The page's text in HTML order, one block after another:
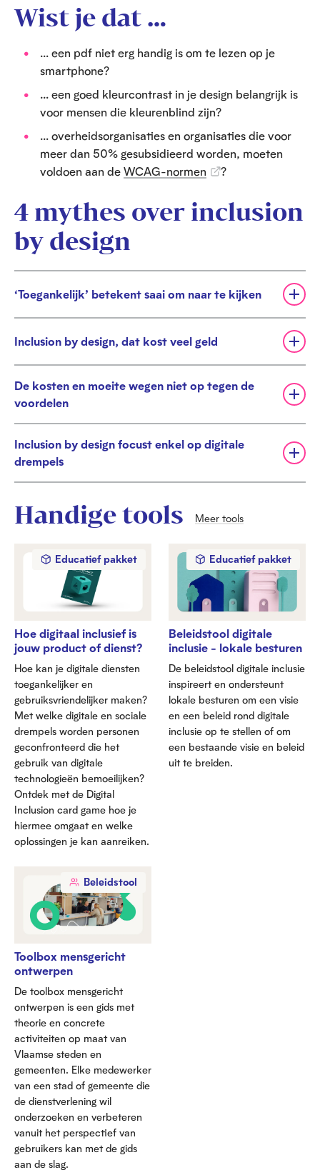
Wist je dat …
… een pdf niet erg handig is om te lezen op je
smartphone?
… een goed kleurcontrast in je design belangrijk is
voor mensen die kleurenblind zijn?
… overheidsorganisaties en organisaties die voor
meer dan 50% gesubsidieerd worden, moeten
voldoen aan deWCAG-normen ?
4 mythes over inclusion
by design
‘Toegankelijk’ betekent saai om naar te kijken
U
i
v
w
e
n
Inclusion by design, dat kost veel geld
U
i
v
o
u
w
e
n
De kosten en moeite wegen niet op tegen de
voordelen
U
v
o
e
n
Inclusion by design focust enkel op digitale
drempels
U
v
o
Handige tools Meer tools
Educatief pakket
Hoe digitaal inclusief is
jouw product of dienst?
Hoe kan je digitale diensten
toegankelijker en
gebruiksvriendelijker maken?
Met welke digitale en sociale
drempels worden personen
geconfronteerd die het
gebruik van digitale
technologieën bemoeilijken?
Ontdek met de Digital
Inclusion card game hoe je
hiermee omgaat en welke
oplossingen je kan aanreiken.
Educatief pakket
Beleidstool digitale
inclusie - lokale besturen
De beleidstool digitale inclusie
inspireert en ondersteunt
lokale besturen om een visie
en een beleid rond digitale
inclusie op te stellen of om
een bestaande visie en beleid
uit te breiden.
Beleidstool
Toolbox mensgericht
ontwerpen
De toolbox mensgericht
ontwerpen is een gids met
theorie en concrete
activiteiten op maat van
Vlaamse steden en
gemeenten. Elke medewerker
van een stad of gemeente die
de dienstverlening wil
onderzoeken en verbeteren
vanuit het perspectief van
gebruikers kan met de gids
aan de slag.